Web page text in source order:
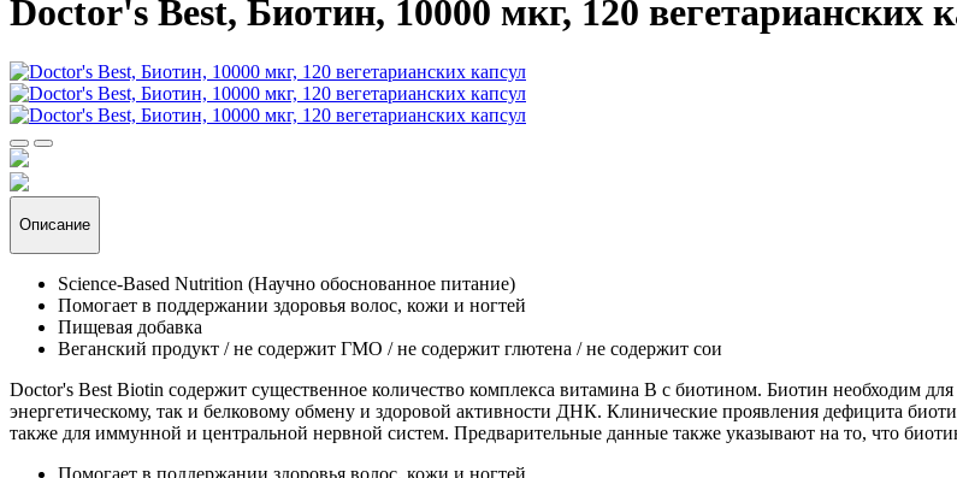
Doctor's Best, Биотин, 10000 мкг, 120 вегетарианских
Описание
Science-Based Nutrition (Научно обоснованное питание)
Помогает в поддержании здоровья волос, кожи и ногтей
Пищевая добавка
Веганский продукт / не содержит ГМО / не содержит глютена / не содержит сои
Doctor's Best Biotin содержит существенное количество комплекса витамина B с биотином. Биотин необходим
энергетическому, так и белковому обмену и здоровой активности ДНК. Клинические проявления дефицита
также для иммунной и центральной нервной систем. Предварительные данные также указывают на то, что
Помогает в поддержании здоровья волос, кожи и ногтей